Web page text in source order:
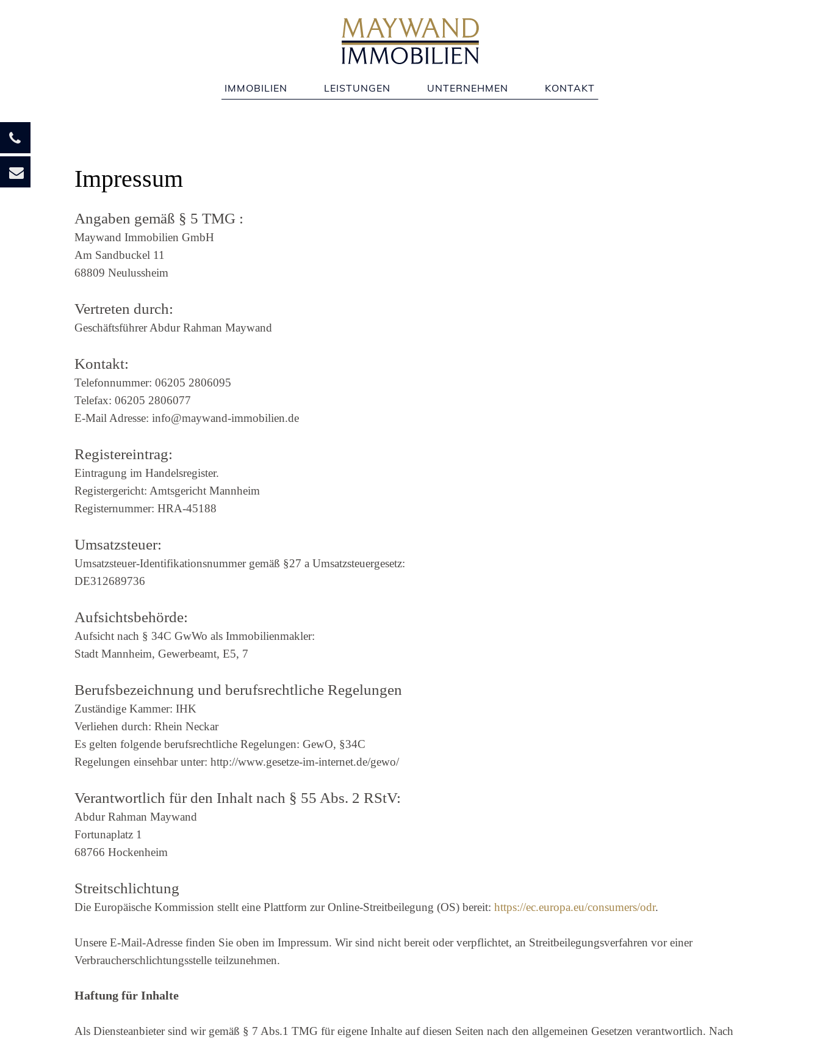
IMMOBILIEN LEISTUNGEN UNTERNEHMEN KONTAKT
Impressum
Angaben gemäß § 5 TMG :
Maywand Immobilien GmbH
Am Sandbuckel 11
68809 Neulussheim
Vertreten durch:
Geschäftsführer Abdur Rahman Maywand
Kontakt:
Telefonnummer: 06205 2806095
Telefax: 06205 2806077
E-Mail Adresse: info@maywand-immobilien.de
Registereintrag:
Eintragung im Handelsregister.
Registergericht: Amtsgericht Mannheim
Registernummer: HRA-45188
Umsatzsteuer:
Umsatzsteuer-Identifikationsnummer gemäß §27 a Umsatzsteuergesetz:
DE312689736
Aufsichtsbehörde:
Aufsicht nach § 34C GwWo als Immobilienmakler:
Stadt Mannheim, Gewerbeamt, E5, 7
Berufsbezeichnung und berufsrechtliche Regelungen
Zuständige Kammer: IHK
Verliehen durch: Rhein Neckar
Es gelten folgende berufsrechtliche Regelungen: GewO, §34C
Regelungen einsehbar unter: http://www.gesetze-im-internet.de/gewo/
Verantwortlich für den Inhalt nach § 55 Abs. 2 RStV:
Abdur Rahman Maywand
Fortunaplatz 1
68766 Hockenheim
Streitschlichtung
Die Europäische Kommission stellt eine Plattform zur Online-Streitbeilegung (OS) bereit: https://ec.europa.eu/consumers/odr.
Unsere E-Mail-Adresse finden Sie oben im Impressum. Wir sind nicht bereit oder verpflichtet, an Streitbeilegungsverfahren vor einer
Verbraucherschlichtungsstelle teilzunehmen.
Haftung für Inhalte
Als Diensteanbieter sind wir gemäß § 7 Abs.1 TMG für eigene Inhalte auf diesen Seiten nach den allgemeinen Gesetzen verantwortlich. Nach